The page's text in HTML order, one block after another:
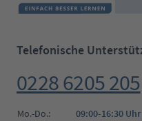
Telefonische
0228 6205 205
Mo.-Do.:
09:00-16:30 Uhr